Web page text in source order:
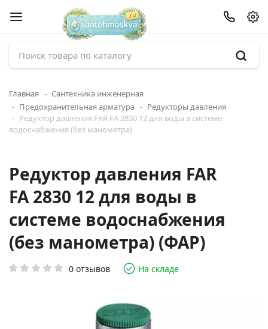
Главная
Сантехника инженерная
Предохранительная арматура
Редукторы давления
Редуктор давления FAR FA 2830 12 для воды в системе
водоснабжения (без манометра)
Редуктор давления FAR
FA 2830 12 для воды в
системе водоснабжения
(без манометра) (ФАР)
0 отзывов На складе